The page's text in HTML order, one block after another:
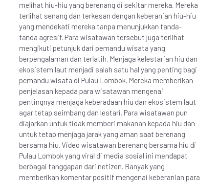
melihat hiu-hiu yang berenang di sekitar mereka. Mereka
terlihat senang dan terkesan dengan keberanian hiu-hiu
yang mendekati mereka tanpa menunjukkan tanda-
tanda agresif. Para wisatawan tersebut juga terlihat
mengikuti petunjuk dari pemandu wisata yang
berpengalaman dan terlatih. Menjaga kelestarian hiu dan
ekosistem laut menjadi salah satu hal yang penting bagi
pemandu wisata di Pulau Lombok. Mereka memberikan
penjelasan kepada para wisatawan mengenai
pentingnya menjaga keberadaan hiu dan ekosistem laut
agar tetap seimbang dan lestari. Para wisatawan pun
diajarkan untuk tidak memberi makanan kepada hiu dan
untuk tetap menjaga jarak yang aman saat berenang
bersama hiu. Video wisatawan berenang bersama hiu di
Pulau Lombok yang viral di media sosial ini mendapat
berbagai tanggapan dari netizen. Banyak yang
memberikan komentar positif mengenai keberanian para